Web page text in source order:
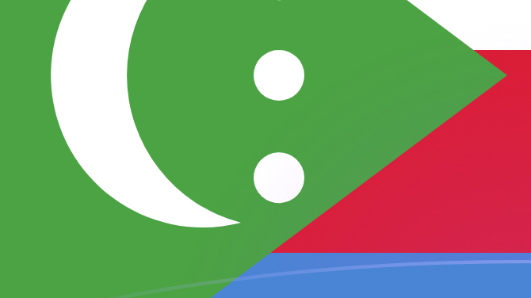
我們的轉換器會使用匯率中間價。這僅供參考。您匯款時不會獲得此匯率。
查看匯款匯率。
你知道可以用Xe匯款到國外匯款嗎？
立即註冊
今日AUD兌KMF匯率
AUD/KMF currency pair